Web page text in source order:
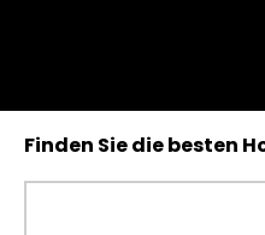
Finden Sie die besten